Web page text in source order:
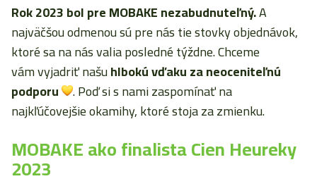
Rok 2023 bol pre MOBAKE nezabudnuteľný.A
najväčšou odmenou sú pre nás tie stovky objednávok,
ktoré sa na nás valia posledné týždne.Chceme
vám vyjadriť našuhlbokú vďaku za neoceniteľnú
podporu
. Poď si s nami zaspomínať na
najkľúčovejšie okamihy, ktoré stoja za zmienku.
MOBAKE ako finalista Cien Heureky
2023